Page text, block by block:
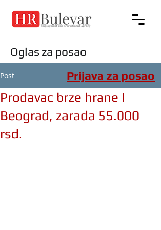
Oglas za posao
Post
Prodavac brze hrane |
Beograd, zarada 55.000
rsd.
Prijava za posao